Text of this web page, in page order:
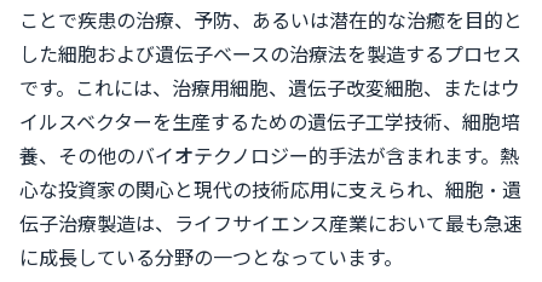
ことで疾患の治療、予防、あるいは潜在的な治癒を目的と
した細胞および遺伝子ベースの治療法を製造するプロセス
です。これには、治療用細胞、遺伝子改変細胞、またはウ
イルスベクターを生産するための遺伝子工学技術、細胞培
養、その他のバイオテクノロジー的手法が含まれます。熱
心な投資家の関心と現代の技術応用に支えられ、細胞・遺
伝子治療製造は、ライフサイエンス産業において最も急速
に成長している分野の一つとなっています。